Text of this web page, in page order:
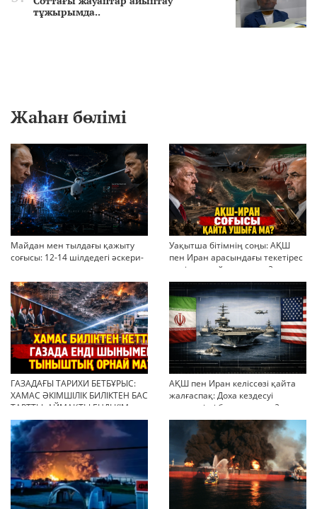
тұжырымда..
Жаһан бөлімі
Майдан мен тылдағы қажыту
соғысы: 12-14 шілдедегі әскери-
Уақытша бітімнің соңы: АҚШ
пен Иран арасындағы текетірес
неліктен қайта ушықты?
ГАЗАДАҒЫ ТАРИХИ БЕТБҰРЫС:
ХАМАС ӘКІМШІЛІК БИЛІКТЕН БАС
ТАРТТЫ. АЙМАҚТЫ ЕНДІ КІМ
БАСҚАРАДЫ?
АҚШ пен Иран келіссөзі қайта
жалғаспақ: Доха кездесуі
шиеленісті бәсеңдете ме?